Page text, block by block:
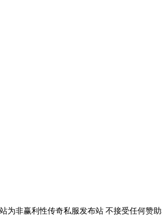
为非赢利性传奇私服发布站 不接受任何赞